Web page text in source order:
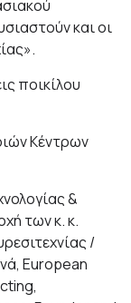
και οι
ποικίλου
Κέντρων
&
των κ. κ.
/
European